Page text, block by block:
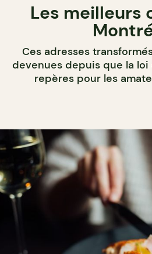
Les meilleurs
Ces adresses
devenues depuis que la
repères pour les